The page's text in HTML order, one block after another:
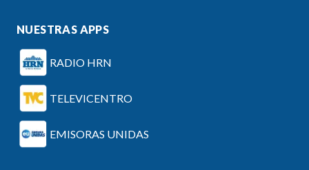
NUESTRAS APPS
RADIO HRN
TELEVICENTRO
EMISORAS UNIDAS